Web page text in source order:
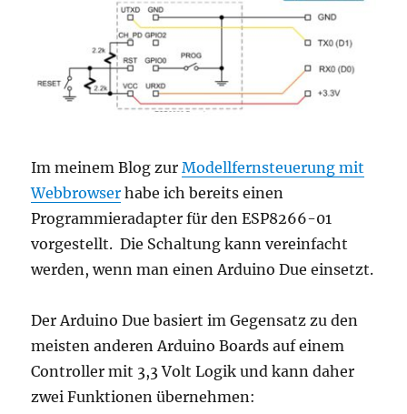
Im meinem Blog zurModellfernsteuerung mit
Webbrowser habe ich bereits einen
Programmieradapter für den ESP8266-01
vorgestellt. Die Schaltung kann vereinfacht
werden, wenn man einen Arduino Due einsetzt.
Der Arduino Due basiert im Gegensatz zu den
meisten anderen Arduino Boards auf einem
Controller mit 3,3 Volt Logik und kann daher
zwei Funktionen übernehmen: